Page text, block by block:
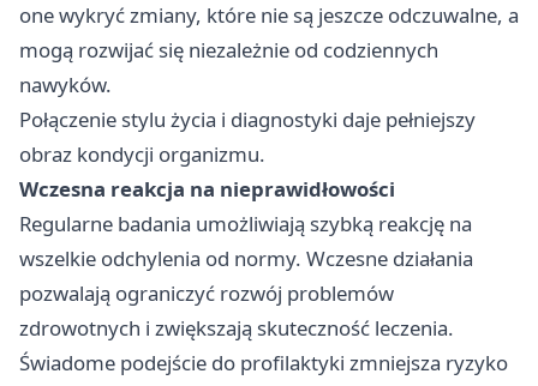
one wykryć zmiany, które nie są jeszcze odczuwalne, a
mogą rozwijać się niezależnie od codziennych
nawyków.
Połączenie stylu życia i diagnostyki daje pełniejszy
obraz kondycji organizmu.
Wczesna reakcja na nieprawidłowości
Regularne badania umożliwiają szybką reakcję na
wszelkie odchylenia od normy. Wczesne działania
pozwalają ograniczyć rozwój problemów
zdrowotnych i zwiększają skuteczność leczenia.
Świadome podejście do profilaktyki zmniejsza ryzyko